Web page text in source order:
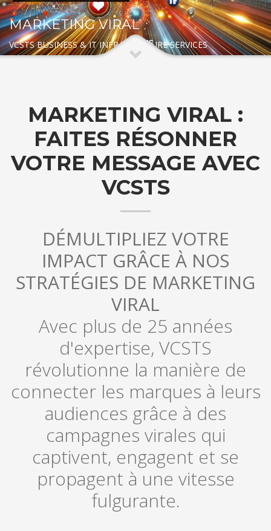
MARKETING VIRAL
VCSTS BUSINESS & IT INFRASTRUTURE SERVICES
MARKETING VIRAL :
FAITES RÉSONNER
VOTRE MESSAGE AVEC
VCSTS
DÉMULTIPLIEZ VOTRE
IMPACT GRÂCE À NOS
STRATÉGIES DE MARKETING
VIRAL
Avec plus de 25 années
d'expertise, VCSTS
révolutionne la manière de
connecter les marques à leurs
audiences grâce à des
campagnes virales qui
captivent, engagent et se
propagent à une vitesse
fulgurante.